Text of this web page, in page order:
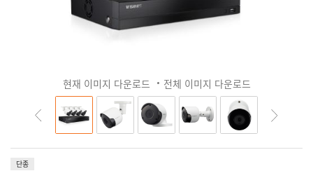
현재 이미지 다운로드 전체 이미지 다운로드
단종